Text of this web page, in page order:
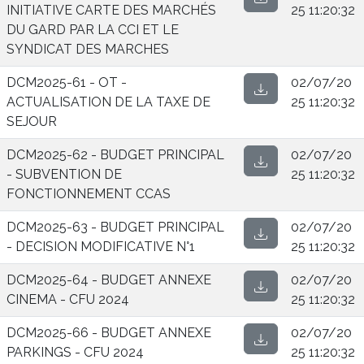
INITIATIVE CARTE DES MARCHÉS
DU GARD PAR LA CCI ET LE
SYNDICAT DES MARCHES
25 11:20:32
DCM2025-61 - OT -
ACTUALISATION DE LA TAXE DE
SEJOUR
02/07/20
25 11:20:32
DCM2025-62 - BUDGET PRINCIPAL
- SUBVENTION DE
FONCTIONNEMENT CCAS
02/07/20
25 11:20:32
DCM2025-63 - BUDGET PRINCIPAL
- DECISION MODIFICATIVE N°1
02/07/20
25 11:20:32
DCM2025-64 - BUDGET ANNEXE
CINEMA - CFU 2024
02/07/20
25 11:20:32
DCM2025-66 - BUDGET ANNEXE
PARKINGS - CFU 2024
02/07/20
25 11:20:32